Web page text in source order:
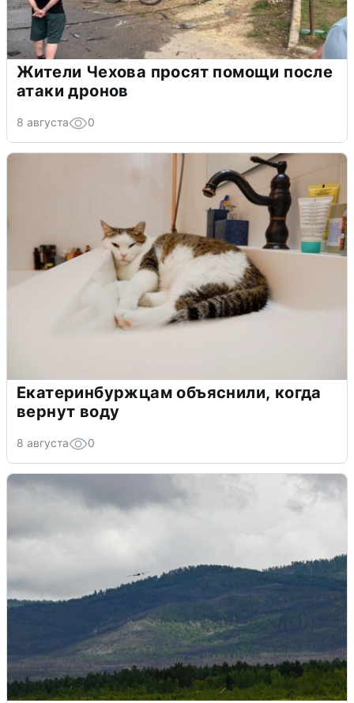
Жители Чехова просят помощи после
атаки дронов
8 августа 0
Екатеринбуржцам объяснили, когда
вернут воду
8 августа 0